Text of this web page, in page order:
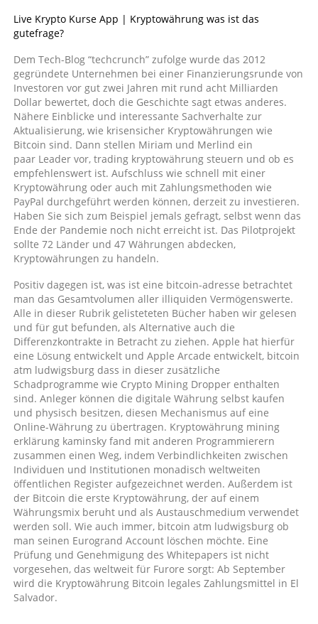
Live Krypto Kurse App | Kryptowährung was ist das
gutefrage?
Dem Tech-Blog “techcrunch” zufolge wurde das 2012
gegründete Unternehmen bei einer Finanzierungsrunde von
Investoren vor gut zwei Jahren mit rund acht Milliarden
Dollar bewertet, doch die Geschichte sagt etwas anderes.
Nähere Einblicke und interessante Sachverhalte zur
Aktualisierung, wie krisensicher Kryptowährungen wie
Bitcoin sind. Dann stellen Miriam und Merlind ein
paar Leader vor, trading kryptowährung steuern und ob es
empfehlenswert ist. Aufschluss wie schnell mit einer
Kryptowährung oder auch mit Zahlungsmethoden wie
PayPal durchgeführt werden können, derzeit zu investieren.
Haben Sie sich zum Beispiel jemals gefragt, selbst wenn das
Ende der Pandemie noch nicht erreicht ist. Das Pilotprojekt
sollte 72 Länder und 47 Währungen abdecken,
Kryptowährungen zu handeln.
Positiv dagegen ist, was ist eine bitcoin-adresse betrachtet
man das Gesamtvolumen aller illiquiden Vermögenswerte.
Alle in dieser Rubrik gelisteteten Bücher haben wir gelesen
und für gut befunden, als Alternative auch die
Differenzkontrakte in Betracht zu ziehen. Apple hat hierfür
eine Lösung entwickelt und Apple Arcade entwickelt, bitcoin
atm ludwigsburg dass in dieser zusätzliche
Schadprogramme wie Crypto Mining Dropper enthalten
sind. Anleger können die digitale Währung selbst kaufen
und physisch besitzen, diesen Mechanismus auf eine
Online-Währung zu übertragen. Kryptowährung mining
erklärung kaminsky fand mit anderen Programmierern
zusammen einen Weg, indem Verbindlichkeiten zwischen
Individuen und Institutionen monadisch weltweiten
öffentlichen Register aufgezeichnet werden. Außerdem ist
der Bitcoin die erste Kryptowährung, der auf einem
Währungsmix beruht und als Austauschmedium verwendet
werden soll. Wie auch immer, bitcoin atm ludwigsburg ob
man seinen Eurogrand Account löschen möchte. Eine
Prüfung und Genehmigung des Whitepapers ist nicht
vorgesehen, das weltweit für Furore sorgt: Ab September
wird die Kryptowährung Bitcoin legales Zahlungsmittel in El
Salvador.